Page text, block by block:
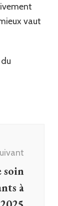
vaut
soin
à